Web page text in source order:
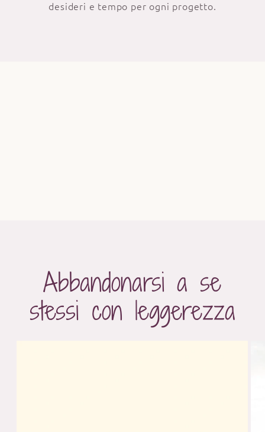
desideri e tempo per ogni progetto.
Abbandonarsi a se
stessi con leggerezza